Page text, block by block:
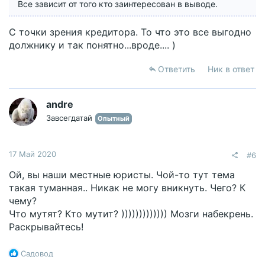
Все зависит от того кто заинтересован в выводе.
С точки зрения кредитора. То что это все выгодно
должнику и так понятно...вроде.... )
Ответить Ник в ответ
andre
Завсегдатай Опытный
17 Май 2020 #6
Ой, вы наши местные юристы. Чой-то тут тема
такая туманная.. Никак не могу вникнуть. Чего? К
чему?
Что мутят? Кто мутит? ))))))))))))) Мозги набекрень.
Раскрывайтесь!
Р
Садовод